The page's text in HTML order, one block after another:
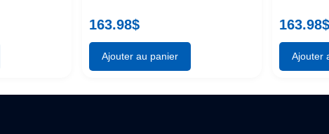
163.98$
Ajouter au panier
163.98$
Ajouter